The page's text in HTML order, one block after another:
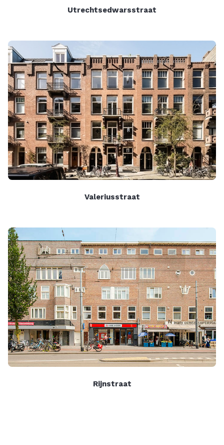
Utrechtsedwarsstraat
Valeriusstraat
Rijnstraat